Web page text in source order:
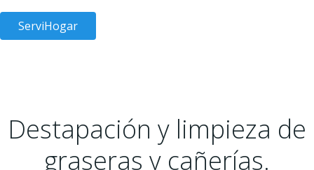
ServiHogar
Destapación y limpieza de
graseras y cañerías.